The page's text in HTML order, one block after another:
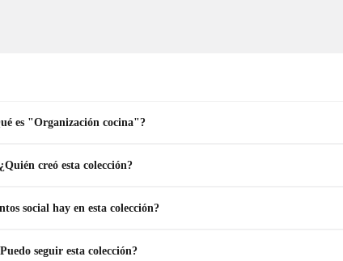
es "Organización cocina"?
¿Quién creó esta colección?
social hay en esta colección?
seguir esta colección?